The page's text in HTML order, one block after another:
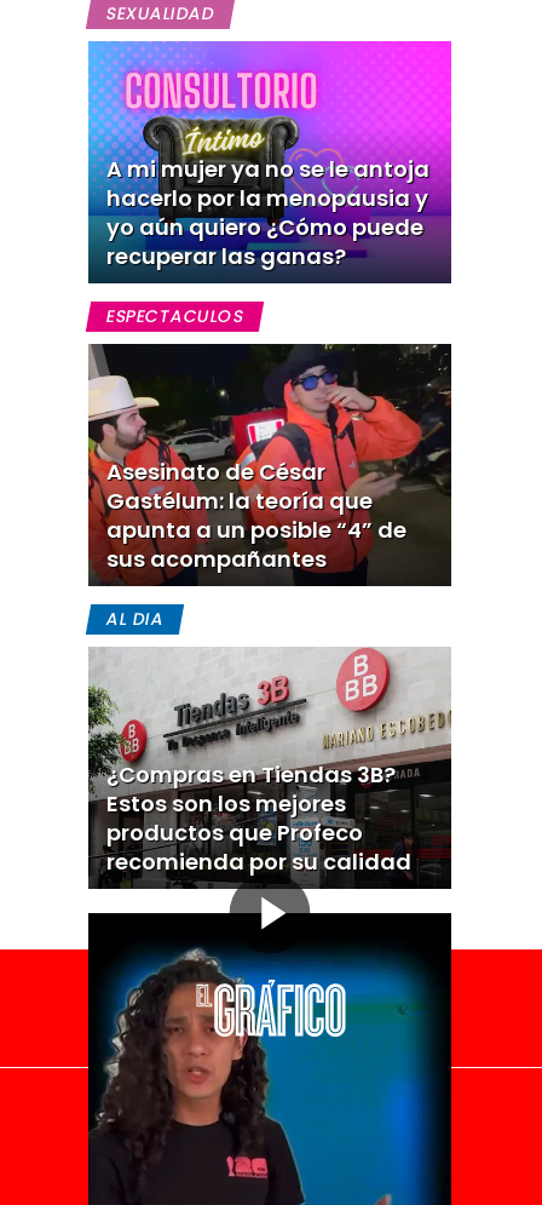
SEXUALIDAD
A mi mujer ya no se le antoja
hacerlo por la menopausia y
yo aún quiero ¿Cómo puede
recuperar las ganas?
ESPECTACULOS
Asesinato de César
Gastélum: la teoría que
apunta a un posible “4” de
sus acompañantes
AL DIA
¿Compras en Tiendas 3B?
Estos son los mejores
productos que Profeco
recomienda por su calidad
El Universal
Vive USA